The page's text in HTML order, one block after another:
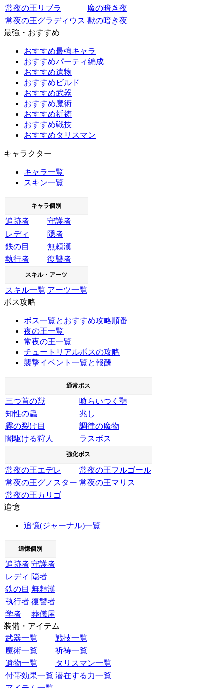
常夜の王リブラ
魔の暗き夜
常夜の王グラディウス 獣の暗き夜
最強・おすすめ
おすすめ最強キャラ
おすすめパーティ編成
おすすめ遺物
おすすめビルド
おすすめ武器
おすすめ魔術
おすすめ祈祷
おすすめ戦技
おすすめタリスマン
キャラクター
キャラ一覧
スキン一覧
キャラ個別
追跡者
守護者
レディ
隠者
鉄の目
無頼漢
執行者
復讐者
スキル・アーツ
スキル一覧 アーツ一覧
ボス攻略
ボス一覧とおすすめ攻略順番
夜の王一覧
常夜の王一覧
チュートリアルボスの攻略
襲撃イベント一覧と報酬
通常ボス
三つ首の獣
喰らいつく顎
知性の蟲
兆し
霧の裂け目
調律の魔物
闇駆ける狩人
ラスボス
強化ボス
常夜の王エデレ
常夜の王フルゴール
常夜の王グノスター 常夜の王マリス
常夜の王カリゴ
追憶
追憶(ジャーナル)一覧
追憶個別
追跡者 守護者
レディ 隠者
鉄の目 無頼漢
執行者 復讐者
学者
葬儀屋
装備・アイテム
武器一覧
戦技一覧
魔術一覧
祈祷一覧
遺物一覧
タリスマン一覧
付帯効果一覧 潜在する力一覧